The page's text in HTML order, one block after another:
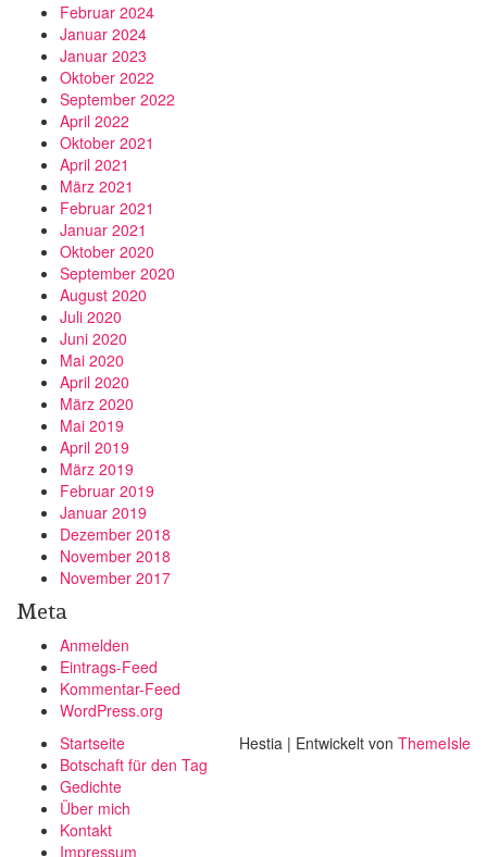
Februar 2024
Januar 2024
Januar 2023
Oktober 2022
September 2022
April 2022
Oktober 2021
April 2021
März 2021
Februar 2021
Januar 2021
Oktober 2020
September 2020
August 2020
Juli 2020
Juni 2020
Mai 2020
April 2020
März 2020
Mai 2019
April 2019
März 2019
Februar 2019
Januar 2019
Dezember 2018
November 2018
November 2017
Meta
Anmelden
Eintrags-Feed
Kommentar-Feed
WordPress.org
Startseite
Botschaft für den Tag
Gedichte
Über mich
Kontakt
Impressum
Hestia | Entwickelt von ThemeIsle